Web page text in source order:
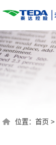
位置： 首页 >